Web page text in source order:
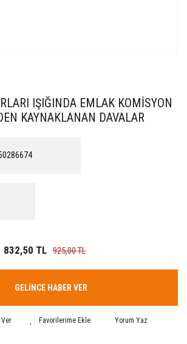
IŞIĞINDA EMLAK KOMİSYON
KAYNAKLANAN DAVALAR
832,50 TL 925,00 TL
GELİNCE HABER VER
Ver Yorum Yaz